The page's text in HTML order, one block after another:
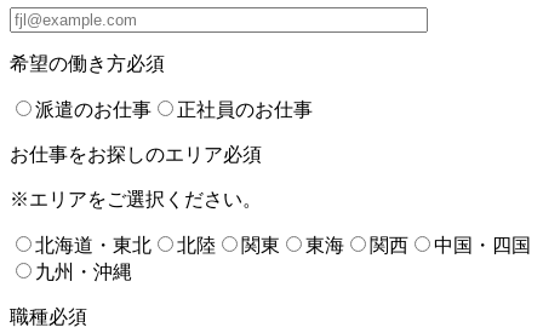
希望の働き方必須
派遣のお仕事 正社員のお仕事
お仕事をお探しのエリア必須
※エリアをご選択ください。
北海道・東北 北陸 関東 東海 関西
中国・四国
九州・沖縄
職種必須